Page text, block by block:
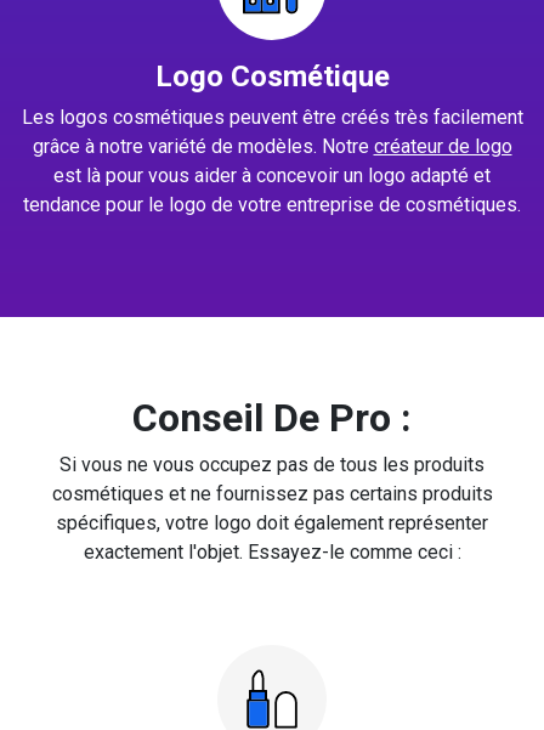
Logo Cosmétique
Les logos cosmétiques peuvent être créés très facilement
grâce à notre variété de modèles. Notre créateur de logo
est là pour vous aider à concevoir un logo adapté et
tendance pour le logo de votre entreprise de cosmétiques.
Conseil De Pro :
Si vous ne vous occupez pas de tous les produits
cosmétiques et ne fournissez pas certains produits
spécifiques, votre logo doit également représenter
exactement l'objet. Essayez-le comme ceci :